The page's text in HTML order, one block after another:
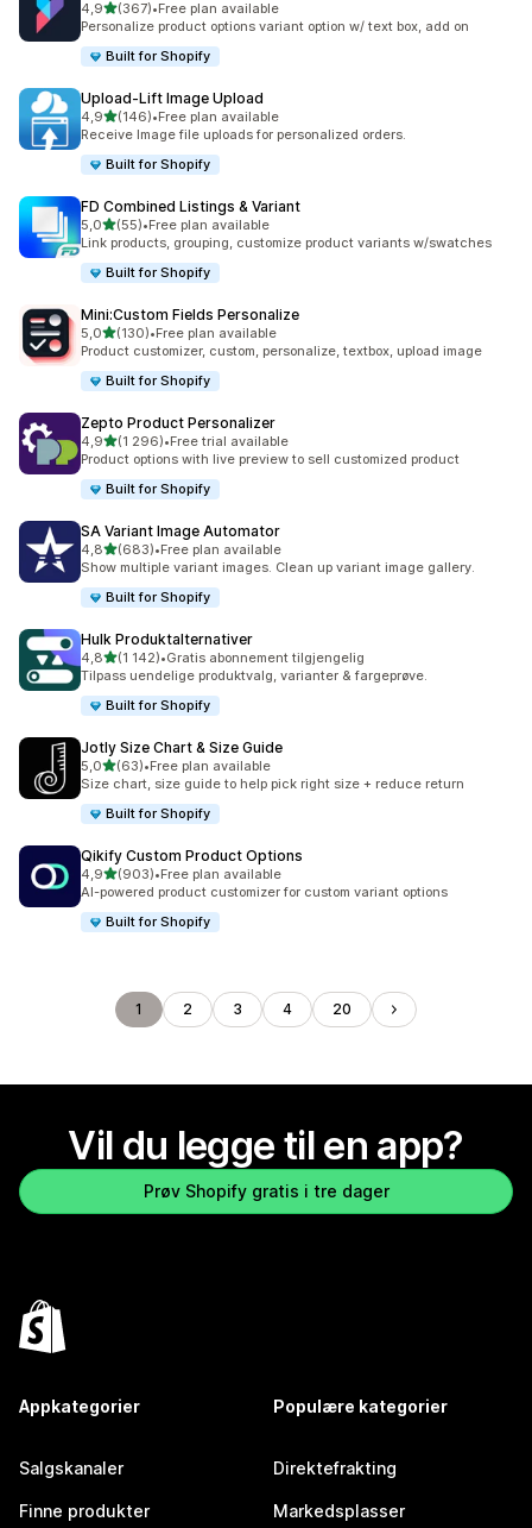
4,9av 5 stjerner
(367)
Totalt 367 omtaler
•Free plan available
Personalize product options variant option w/ text box, add on
Built for Shopify
Upload‑Lift Image Upload
4,9av 5 stjerner
(146)
Totalt 146 omtaler
•Free plan available
Receive Image file uploads for personalized orders.
Built for Shopify
FD Combined Listings & Variant
5,0av 5 stjerner
(55)
Totalt 55 omtaler
•Free plan available
Link products, grouping, customize product variants w/swatches
Built for Shopify
Mini:Custom Fields Personalize
5,0av 5 stjerner
(130)
Totalt 130 omtaler
•Free plan available
Product customizer, custom, personalize, textbox, upload image
Built for Shopify
Zepto Product Personalizer
4,9av 5 stjerner
(1 296)
Totalt 1296 omtaler
•Free trial available
Product options with live preview to sell customized product
Built for Shopify
SA Variant Image Automator
4,8av 5 stjerner
(683)
Totalt 683 omtaler
•Free plan available
Show multiple variant images. Clean up variant image gallery.
Built for Shopify
Hulk Produktalternativer
4,8av 5 stjerner
(1 142)
Totalt 1142 omtaler
•Gratis abonnement tilgjengelig
Tilpass uendelige produktvalg, varianter & fargeprøve.
Built for Shopify
Jotly Size Chart & Size Guide
5,0av 5 stjerner
(63)
Totalt 63 omtaler
•Free plan available
Size chart, size guide to help pick right size + reduce return
Built for Shopify
Qikify Custom Product Options
4,9av 5 stjerner
(903)
Totalt 903 omtaler
•Free plan available
AI-powered product customizer for custom variant options
Built for Shopify
1 2 3 4 20
Vil du legge til en app?
Prøv Shopify gratis i tre dager
Appkategorier
Salgskanaler
Finne produkter
Populære kategorier
Direktefrakting
Markedsplasser